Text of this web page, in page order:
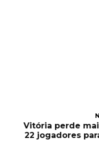
Vitória perde
22 jogadores